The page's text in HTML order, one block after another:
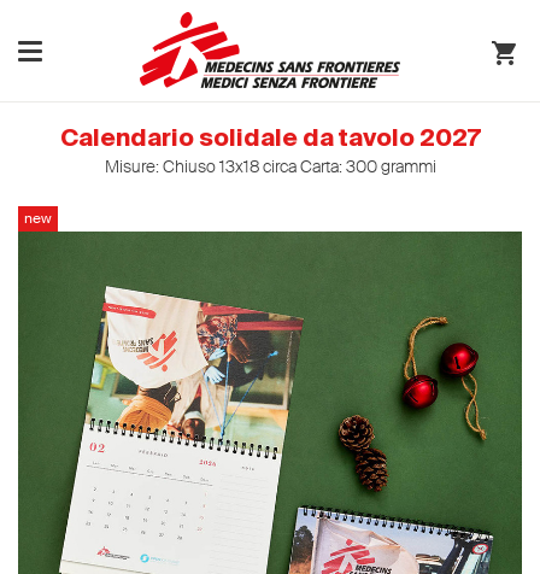
Calendario solidale da tavolo 2027
Misure: Chiuso 13x18 circa Carta: 300 grammi
new